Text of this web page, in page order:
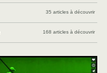
35 articles à découvrir
168 articles à découvrir